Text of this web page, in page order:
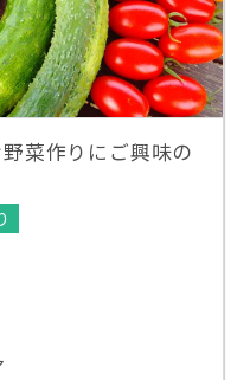
菜作りにご興味の